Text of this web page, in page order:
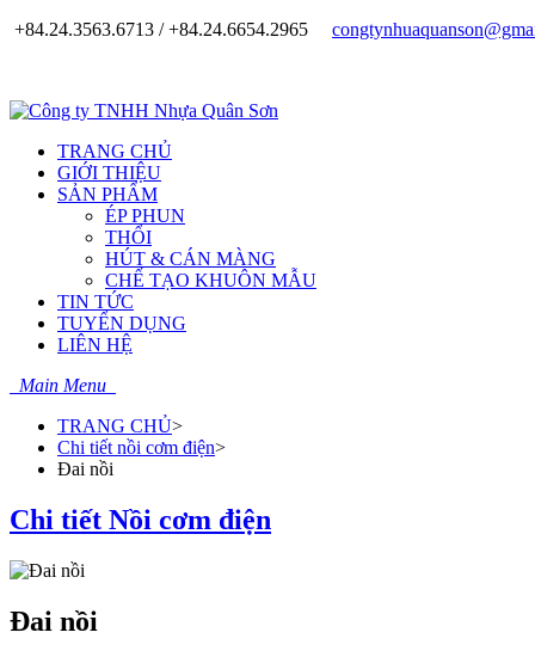
+84.24.3563.6713 / +84.24.6654.2965
TRANG CHỦ
GIỚI THIỆU
SẢN PHẨM
ÉP PHUN
THỔI
HÚT & CÁN MÀNG
CHẾ TẠO KHUÔN MẪU
TIN TỨC
TUYỂN DỤNG
LIÊN HỆ
Main Menu
TRANG CHỦ>
Chi tiết nồi cơm điện>
Đai nồi
Chi tiết Nồi cơm điện
Đai nồi